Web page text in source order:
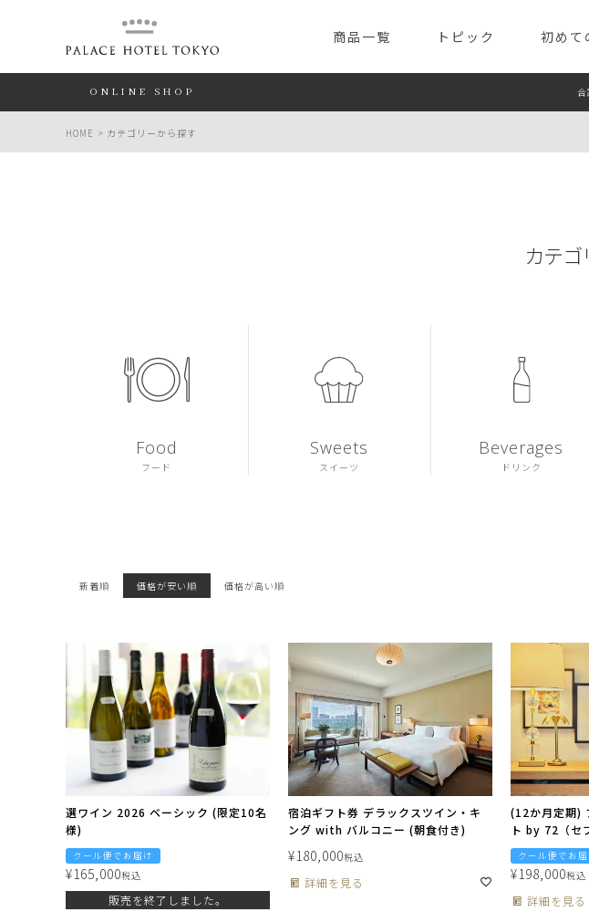
PALACE HOTEL TOKYO（パ
商品一覧 トピック 初めて
ONLINE SHOP
HOME カテゴリーから探す
カテ
Food
フード
Sweets
スイーツ
Beverages
ドリンク
新着順 価格が安い順 価格が高い順
選ワイン 2026 ベーシック (限定10名
様)
クール便でお届け
¥165,000税込
販売を終了しました。
宿泊ギフト券 デラックスツイン・キ
ング with バルコニー (朝食付き)
¥180,000税込
詳細を見る
(12か月定期)
ト by 72（セ
クール便でお届
¥198,000税込
詳細を見る